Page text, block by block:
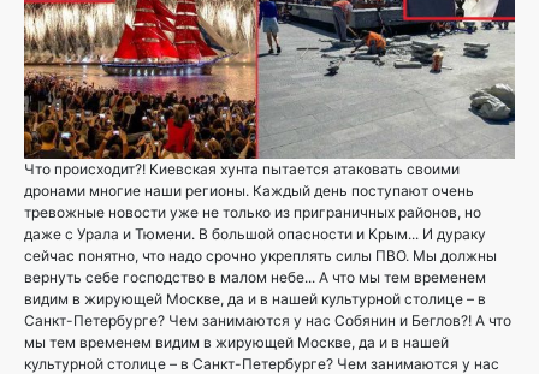
Что происходит?! Киевская хунта пытается атаковать своими
дронами многие наши регионы. Каждый день поступают очень
тревожные новости уже не только из приграничных районов, но
даже с Урала и Тюмени. В большой опасности и Крым... И дураку
сейчас понятно, что надо срочно укреплять силы ПВО. Мы должны
вернуть себе господство в малом небе... А что мы тем временем
видим в жирующей Москве, да и в нашей культурной столице – в
Санкт-Петербурге? Чем занимаются у нас Собянин и Беглов?! А что
мы тем временем видим в жирующей Москве, да и в нашей
культурной столице – в Санкт-Петербурге? Чем занимаются у нас